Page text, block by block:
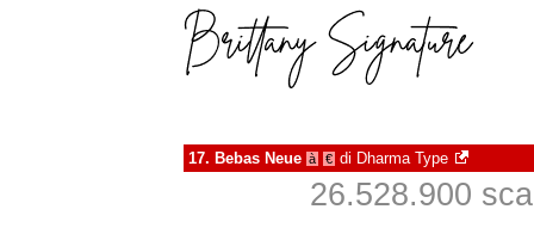
17. Bebas Neue à € di Dharma Type
26.528.900